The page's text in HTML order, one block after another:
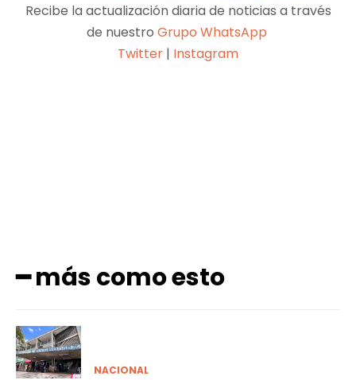
Recibe la actualización diaria de noticias a través
de nuestro Grupo WhatsApp
Twitter | Instagram
━ más como esto
NACIONAL